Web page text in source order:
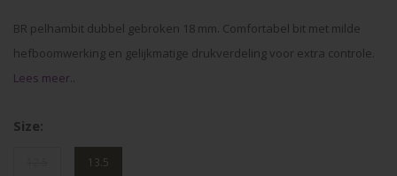
BR pelhambit dubbel gebroken 18 mm. Comfortabel bit met milde
hefboomwerking en gelijkmatige drukverdeling voor extra controle.
Lees meer..
Size:
13.5